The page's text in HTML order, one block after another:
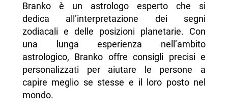
Branko è un astrologo esperto che si
dedica all’interpretazione dei segni
zodiacali e delle posizioni planetarie. Con
una lunga esperienza nell’ambito
astrologico, Branko offre consigli precisi e
personalizzati per aiutare le persone a
capire meglio se stesse e il loro posto nel
mondo.